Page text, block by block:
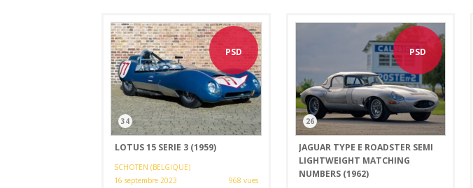
PSD
34
LOTUS 15 SERIE 3 (1959)
SCHOTEN (BELGIQUE)
16 septembre 2023
968 vues
PSD
26
JAGUAR TYPE E ROADSTER SEMI
LIGHTWEIGHT MATCHING
NUMBERS (1962)